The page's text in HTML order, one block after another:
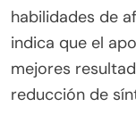
habilidades de
indica que el
mejores
reducción de